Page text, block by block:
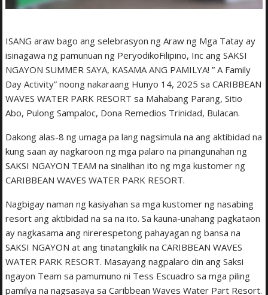
ISANG araw bago ang selebrasyon ng Araw ng Mga Tatay ay
isinagawa ng pamunuan ng PeryodikoFilipino, Inc ang SAKSI
NGAYON SUMMER SAYA, KASAMA ANG PAMILYA! ” A Family
Day Activity” noong nakaraang Hunyo 14, 2025 sa CARIBBEAN
WAVES WATER PARK RESORT sa Mahabang Parang, Sitio
Abo, Pulong Sampaloc, Dona Remedios Trinidad, Bulacan.
Dakong alas-8 ng umaga pa lang nagsimula na ang aktibidad na
kung saan ay nagkaroon ng mga palaro na pinangunahan ng
SAKSI NGAYON TEAM na sinalihan ito ng mga kustomer ng
CARIBBEAN WAVES WATER PARK RESORT.
Nagbigay naman ng kasiyahan sa mga kustomer ng nasabing
resort ang aktibidad na sa na ito. Sa kauna-unahang pagkataon
ay nagkasama ang nirerespetong pahayagan ng bansa na
SAKSI NGAYON at ang tinatangkilik na CARIBBEAN WAVES
WATER PARK RESORT. Masayang nagpalaro din ang Saksi
ngayon Team sa pamumuno ni Tess Escuadro sa mga piling
pamilya na nagsasaya sa Caribbean Waves Water Part Resort.